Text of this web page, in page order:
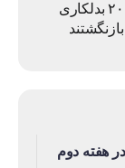
از ارشا اقدسی تا هالیوود / ۲۰ بدلکاری
در هفته دوم